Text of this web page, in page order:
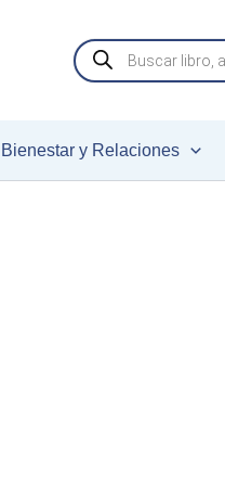
Búsqueda
de
productos
Bienestar y Relaciones